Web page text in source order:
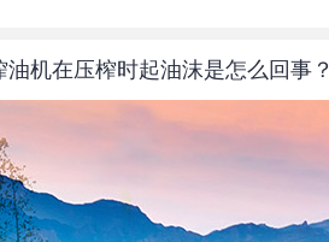
油机在压榨时起油沫是怎么回事？